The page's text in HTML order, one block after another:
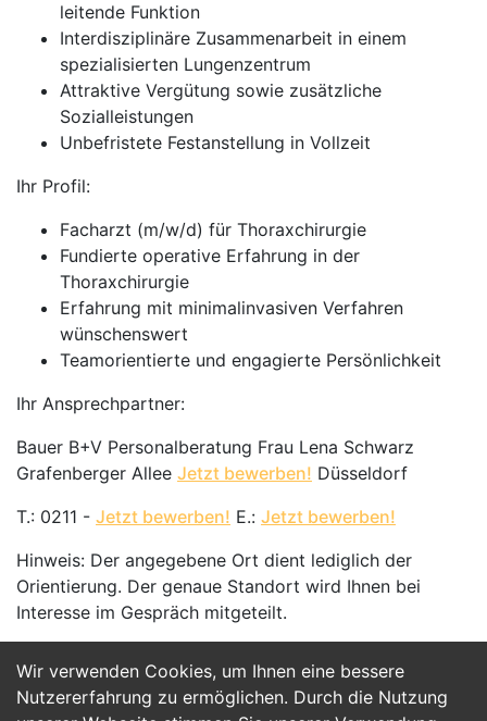
Wir verwenden Cookies, um Ihnen eine bessere
Nutzererfahrung zu ermöglichen. Durch die Nutzung
leitende Funktion
Interdisziplinäre Zusammenarbeit in einem
spezialisierten Lungenzentrum
Attraktive Vergütung sowie zusätzliche
Sozialleistungen
Unbefristete Festanstellung in Vollzeit
Ihr Profil:
Facharzt (m/w/d) für Thoraxchirurgie
Fundierte operative Erfahrung in der
Thoraxchirurgie
Erfahrung mit minimalinvasiven Verfahren
wünschenswert
Teamorientierte und engagierte Persönlichkeit
Ihr Ansprechpartner:
Bauer B+V Personalberatung Frau Lena Schwarz
Grafenberger Allee Jetzt bewerben! Düsseldorf
T.: 0211 - Jetzt bewerben! E.: Jetzt bewerben!
Hinweis: Der angegebene Ort dient lediglich der
Orientierung. Der genaue Standort wird Ihnen bei
Interesse im Gespräch mitgeteilt.
Jetzt Bewerben